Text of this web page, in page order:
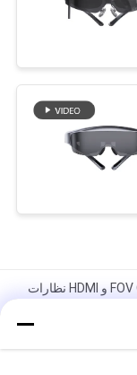
43 ° FOV OLED AR Head Mounted Display USB-C و HDMI نظارات